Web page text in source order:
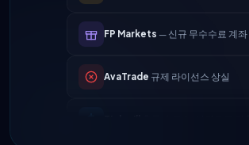
AvaTrade규제 라이선스 상실
Tickmill출금 속도 24시간으로 단축